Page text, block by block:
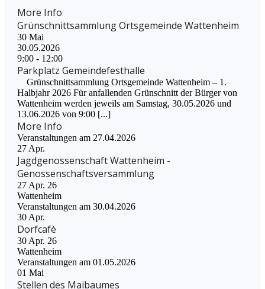
More Info
Grünschnittsammlung Ortsgemeinde Wattenheim
30 Mai
30.05.2026
9:00 - 12:00
Parkplatz Gemeindefesthalle
Grünschnittsammlung Ortsgemeinde Wattenheim – 1.
Halbjahr 2026 Für anfallenden Grünschnitt der Bürger von
Wattenheim werden jeweils am Samstag, 30.05.2026 und
13.06.2026 von 9:00 [...]
More Info
Veranstaltungen am 27.04.2026
27 Apr.
Jagdgenossenschaft Wattenheim -
Genossenschaftsversammlung
27 Apr. 26
Wattenheim
Veranstaltungen am 30.04.2026
30 Apr.
Dorfcafè
30 Apr. 26
Wattenheim
Veranstaltungen am 01.05.2026
01 Mai
Stellen des Maibaumes